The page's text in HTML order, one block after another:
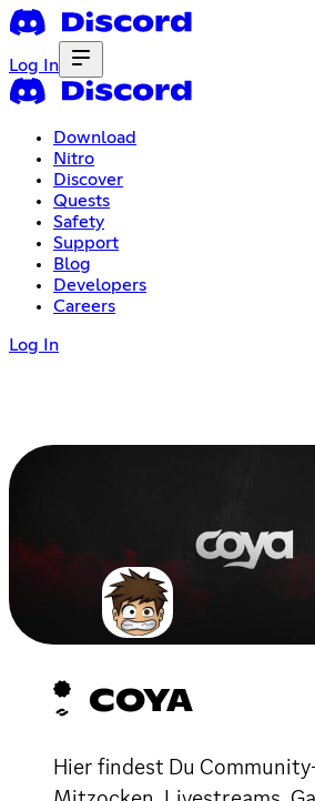
Log In
Download
Nitro
Discover
Quests
Safety
Support
Blog
Developers
Careers
Log In
COYA
Hier findest Du